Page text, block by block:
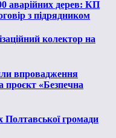
аварійних дерев: КП
з підрядником
колектор на
впровадження
проєкт «Безпечна
Полтавської громади